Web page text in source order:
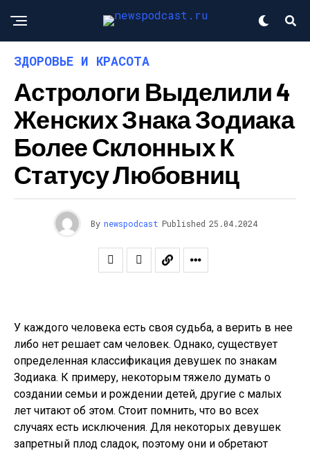
ЗДОРОВЬЕ И КРАСОТА
Астрологи Выделили 4
Женских Знака Зодиака
Более Склонных К
Статусу Любовниц
By newspodcast Published 25.04.2024
У каждого человека есть своя судьба, а верить в нее
либо нет решает сам человек. Однако, существует
определенная классификация девушек по знакам
Зодиака. К примеру, некоторым тяжело думать о
создании семьи и рождении детей, другие с малых
лет читают об этом. Стоит помнить, что во всех
случаях есть исключения. Для некоторых девушек
запретный плод сладок, поэтому они и обретают